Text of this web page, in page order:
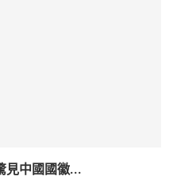
見中國國徽...